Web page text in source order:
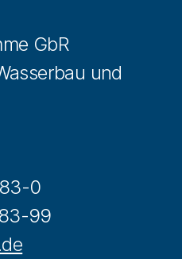
GbR
und
0
99